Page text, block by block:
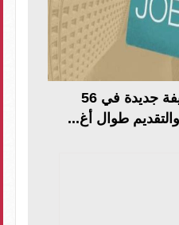
وزير العمل: 3032 وظيفة جديدة في 56